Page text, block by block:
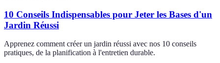
10 Conseils Indispensables pour Jeter les Bases d'un
Jardin Réussi
Apprenez comment créer un jardin réussi avec nos 10 conseils
pratiques, de la planification à l'entretien durable.